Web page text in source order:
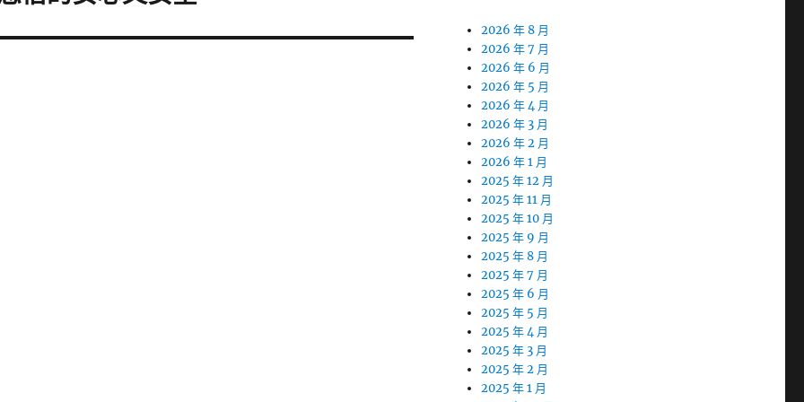
2026 年 8 月
2026 年 7 月
2026 年 6 月
2026 年 5 月
2026 年 4 月
2026 年 3 月
2026 年 2 月
2026 年 1 月
2025 年 12 月
2025 年 11 月
2025 年 10 月
2025 年 9 月
2025 年 8 月
2025 年 7 月
2025 年 6 月
2025 年 5 月
2025 年 4 月
2025 年 3 月
2025 年 2 月
2025 年 1 月